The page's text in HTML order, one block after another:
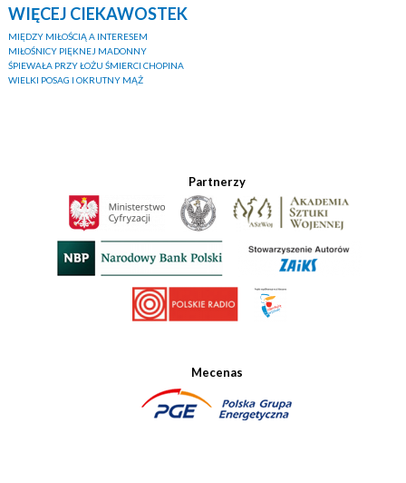
WIĘCEJ CIEKAWOSTEK
MIĘDZY MIŁOŚCIĄ A INTERESEM
MIŁOŚNICY PIĘKNEJ MADONNY
ŚPIEWAŁA PRZY ŁOŻU ŚMIERCI CHOPINA
WIELKI POSAG I OKRUTNY MĄŻ
Partnerzy
Mecenas